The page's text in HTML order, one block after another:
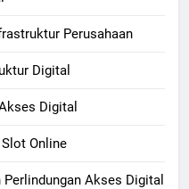
Perusahaan
Digital
Digital
Online
Akses Digital